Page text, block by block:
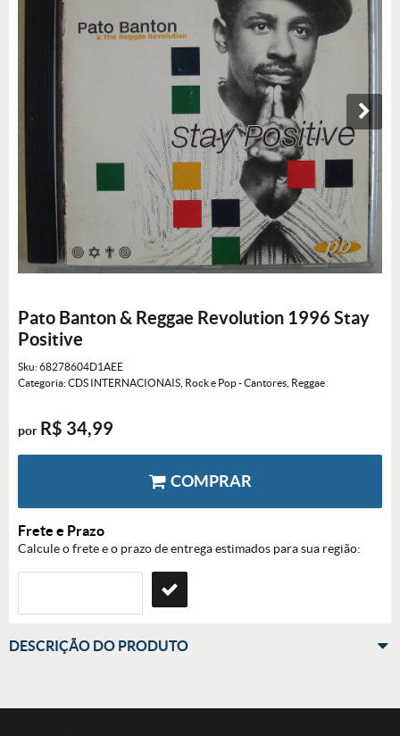
Pato Banton & Reggae Revolution 1996 Stay
Positive
Sku:68278604D1AEE
Categoria:CDS INTERNACIONAIS Rock e Pop - Cantores Reggae
por R$ 34,99
COMPRAR
Frete e Prazo
Calcule o frete e o prazo de entrega estimados para sua região:
DESCRIÇÃO DO PRODUTO